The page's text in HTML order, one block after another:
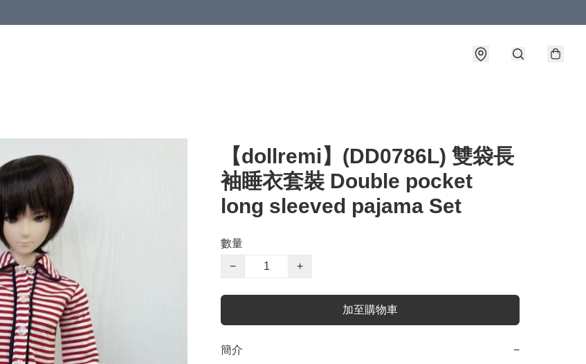
【dollremi】(DD0786L) 雙袋長
袖睡衣套裝 Double pocket
long sleeved pajama Set
數量
−
+
加至購物車
簡介 −